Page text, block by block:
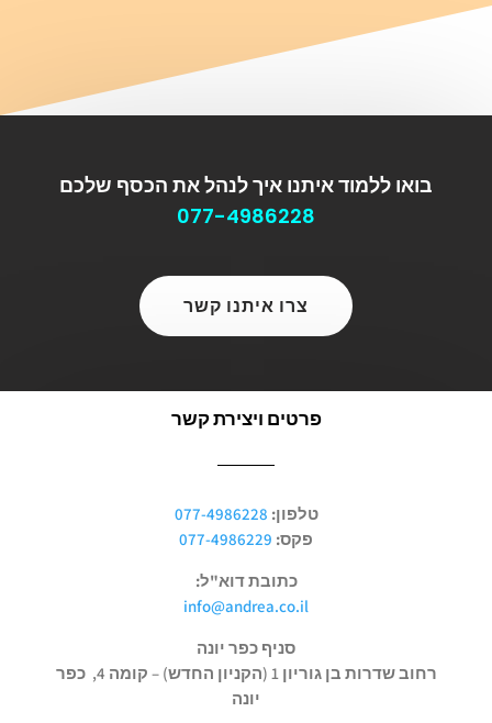
בואו ללמוד איתנו איך לנהל את הכסף שלכם
077-4986228
צרו איתנו קשר
פרטים ויצירת קשר
טלפון: 077-4986228
פקס: 077-4986229
כתובת דוא"ל:
info@andrea.co.il
סניף כפר יונה
רחוב שדרות בן גוריון 1 (הקניון החדש) – קומה 4, כפר
יונה